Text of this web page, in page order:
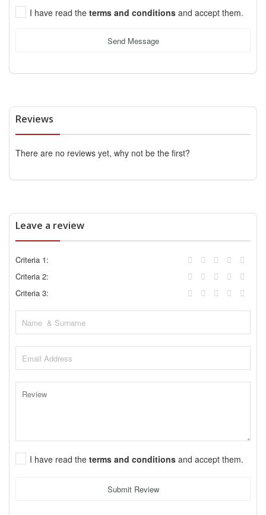
I have read the terms and conditions and accept them.
Send Message
Reviews
There are no reviews yet, why not be the first?
Leave a review
Criteria 1:
Criteria 2:
Criteria 3:
I have read the terms and conditions and accept them.
Submit Review